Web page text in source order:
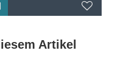
sich vor der
sommerliches Outfit
Schönheit der
Artikel